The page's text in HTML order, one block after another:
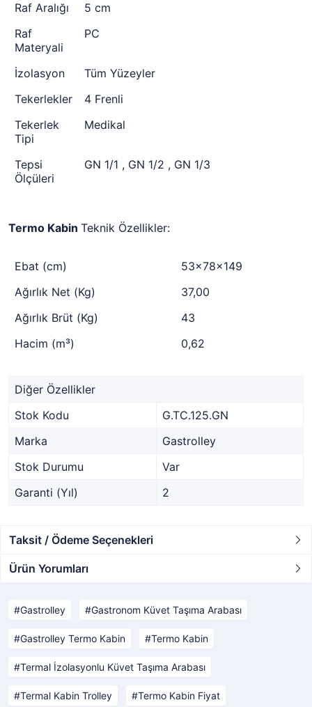
Raf Aralığı
5 cm
Raf
Materyali
PC
İzolasyon
Tüm Yüzeyler
Tekerlekler
4 Frenli
Tekerlek
Tipi
Medikal
Tepsi
Ölçüleri
GN 1/1 , GN 1/2 , GN 1/3
Termo Kabin Teknik Özellikler:
Ebat (cm)
53x78x149
Ağırlık Net (Kg)
37,00
Ağırlık Brüt (Kg)
43
Hacim (m³)
0,62
Diğer Özellikler
Stok Kodu
G.TC.125.GN
Marka
Gastrolley
Stok Durumu
Var
Garanti (Yıl)
2
Taksit / Ödeme Seçenekleri
Ürün Yorumları
Gastrolley Gastronom Küvet Taşıma Arabası
Gastrolley Termo Kabin Termo Kabin
Termal İzolasyonlu Küvet Taşıma Arabası
Termal Kabin Trolley Termo Kabin Fiyat